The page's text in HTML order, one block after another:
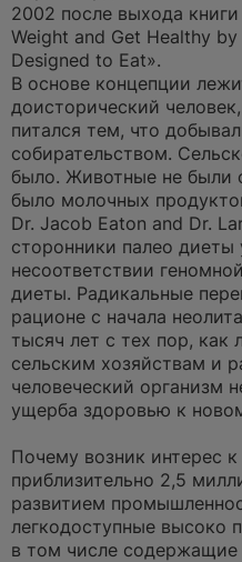
а
н
о
с
о
б
щ
н
и
2002 после выхода
Weight and Get Healthy
Designed to Eat».
В основе концепции
доисторический
питался тем, что
собирательством.
было. Животные не были
было молочных
Dr. Jacob Eaton and Dr.
сторонники палео диеты
несоответствии
диеты. Радикальные
рационе с начала
тысяч лет с тех пор, как
сельским хозяйствам и
человеческий организм
ущерба здоровью к
Почему возник интерес
приблизительно 2,5
развитием
легкодоступные высоко
в том числе содержащие